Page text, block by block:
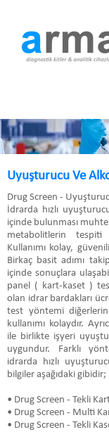
Uyuşturucu Ve
Drug Screen -
İdrarda hızlı
içinde bulunması
metabolitlerin tespiti
Kullanımı kolay,
Birkaç basit adımı
içinde sonuçlara
panel ( kart-kaset )
olan idrar bardakları
test yöntemi
kullanımı kolaydır.
ile birlikte işyeri
uygundur. Farklı
idrarda hızlı
bilgiler aşağıdaki gibidir;
• Drug Screen - Tekli
• Drug Screen - Multi
• Drug Screen - Tekli